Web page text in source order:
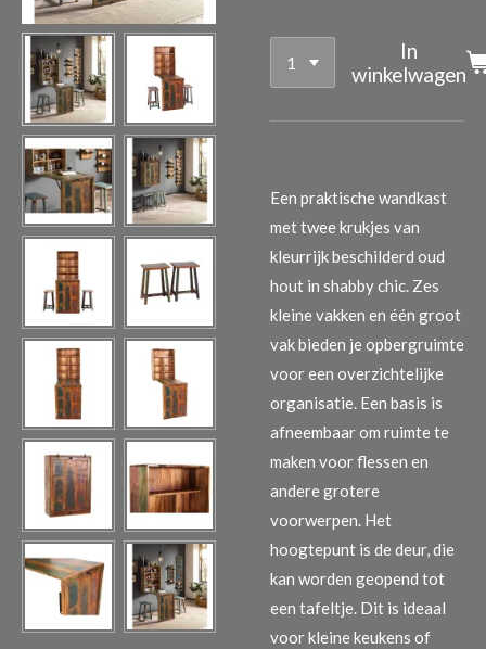
In
winkelwagen
Een praktische wandkast
met twee krukjes van
kleurrijk beschilderd oud
hout in shabby chic. Zes
kleine vakken en één groot
vak bieden je opbergruimte
voor een overzichtelijke
organisatie. Een basis is
afneembaar om ruimte te
maken voor flessen en
andere grotere
voorwerpen. Het
hoogtepunt is de deur, die
kan worden geopend tot
een tafeltje. Dit is ideaal
voor kleine keukens of